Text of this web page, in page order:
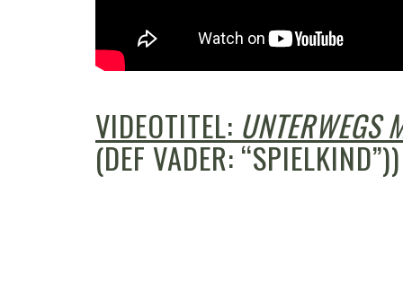
VIDEOTITEL: UNTERWEGS
(DEF VADER: “SPIELKIND”))